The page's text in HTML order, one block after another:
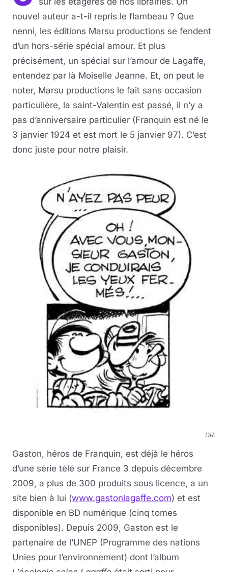
nouvel auteur a-t-il repris le flambeau ? Que
nenni, les éditions Marsu productions se fendent
d’un hors-série spécial amour. Et plus
précisément, un spécial sur l’amour de Lagaffe,
entendez par là Moiselle Jeanne. Et, on peut le
noter, Marsu productions le fait sans occasion
particulière, la saint-Valentin est passé, il n’y a
pas d’anniversaire particulier (Franquin est né le
3 janvier 1924 et est mort le 5 janvier 97). C’est
donc juste pour notre plaisir.
DR.
Gaston, héros de Franquin, est déjà le héros
d’une série télé sur France 3 depuis décembre
2009, a plus de 300 produits sous licence, a un
site bien à lui (www.gastonlagaffe.com) et est
disponible en BD numérique (cinq tomes
disponibles). Depuis 2009, Gaston est le
partenaire de l’UNEP (Programme des nations
Unies pour l’environnement) dont l’album